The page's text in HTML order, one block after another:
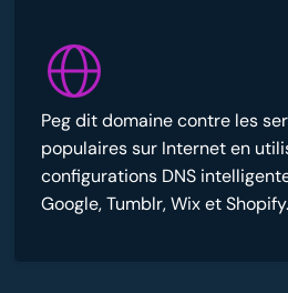
Peg dit domaine contre les
populaires sur Internet en
configurations DNS
Google, Tumblr, Wix et Shopify.